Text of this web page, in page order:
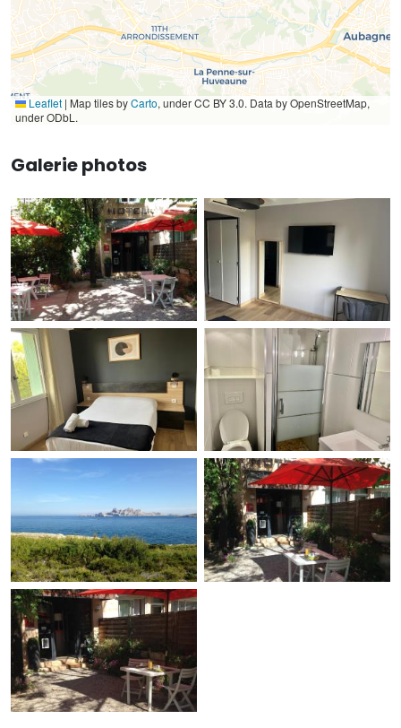
Leaflet | Map tiles byCarto, under CC BY 3.0. Data by OpenStreetMap,
under ODbL.
Galerie photos